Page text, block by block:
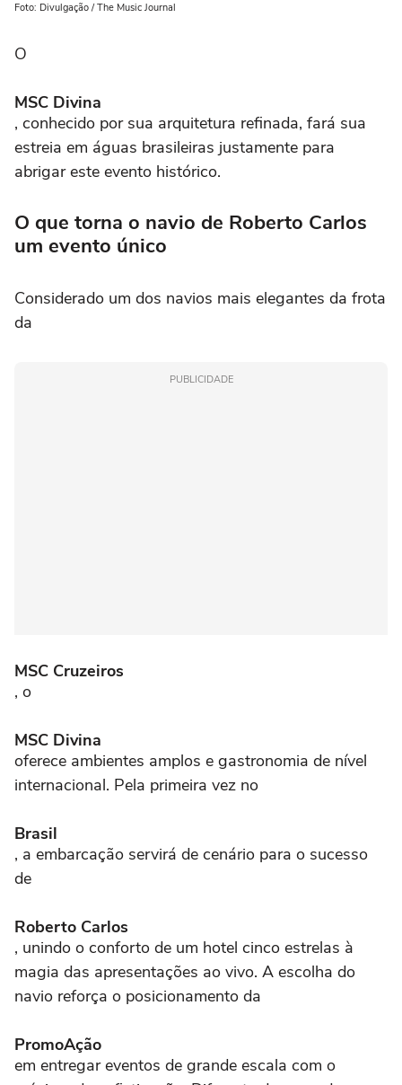
Foto: Divulgação / The Music Journal
O
MSC Divina
, conhecido por sua arquitetura refinada, fará sua
estreia em águas brasileiras justamente para
abrigar este evento histórico.
O que torna o navio de Roberto Carlos
um evento único
Considerado um dos navios mais elegantes da frota
da
PUBLICIDADE
MSC Cruzeiros
, o
MSC Divina
oferece ambientes amplos e gastronomia de nível
internacional. Pela primeira vez no
Brasil
, a embarcação servirá de cenário para o sucesso
de
Roberto Carlos
, unindo o conforto de um hotel cinco estrelas à
magia das apresentações ao vivo. A escolha do
navio reforça o posicionamento da
PromoAção
em entregar eventos de grande escala com o